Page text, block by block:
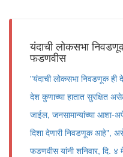
यंदाची लोकसभा
फडणवीस
"यंदाची लोकसभा निवडणूक ही
देश कुणाच्या हातात सुरक्षित
जाईल, जनसामान्यांच्या आशा-
दिशा देणारी निवडणूक आहे",
फडणवीस यांनी शनिवार, दि. ४